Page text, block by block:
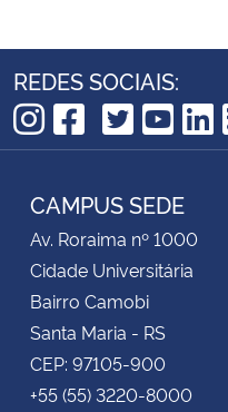
REDES SOCIAIS:
Instagram
Facebook
TikTok
Twitter
CAMPUS SEDE
Av. Roraima nº 1000
Cidade Universitária
Bairro Camobi
Santa Maria - RS
CEP: 97105-900
+55 (55) 3220-8000